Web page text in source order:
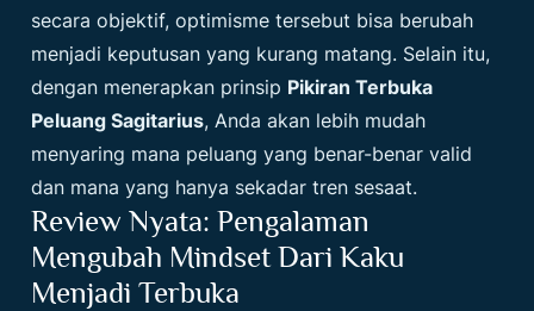
secara objektif, optimisme tersebut bisa berubah
menjadi keputusan yang kurang matang. Selain itu,
dengan menerapkan prinsip Pikiran Terbuka
Peluang Sagitarius, Anda akan lebih mudah
menyaring mana peluang yang benar-benar valid
dan mana yang hanya sekadar tren sesaat.
Review Nyata: Pengalaman
Mengubah Mindset Dari Kaku
Menjadi Terbuka